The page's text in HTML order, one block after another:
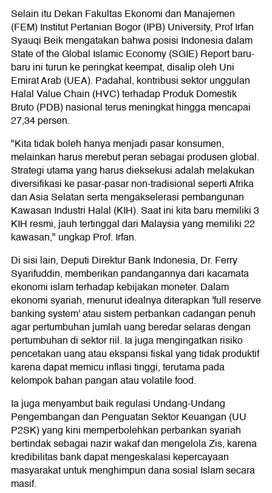
Selain itu Dekan Fakultas Ekonomi dan Manajemen
(FEM) Institut Pertanian Bogor (IPB) University, Prof Irfan
Syauqi Beik mengatakan bahwa posisi Indonesia dalam
State of the Global Islamic Economy (SGIE) Report baru-
baru ini turun ke peringkat keempat, disalip oleh Uni
Emirat Arab (UEA). Padahal, kontribusi sektor unggulan
Halal Value Chain (HVC) terhadap Produk Domestik
Bruto (PDB) nasional terus meningkat hingga mencapai
27,34 persen.
"Kita tidak boleh hanya menjadi pasar konsumen,
melainkan harus merebut peran sebagai produsen global.
Strategi utama yang harus dieksekusi adalah melakukan
diversifikasi ke pasar-pasar non-tradisional seperti Afrika
dan Asia Selatan serta mengakselerasi pembangunan
Kawasan Industri Halal (KIH). Saat ini kita baru memiliki 3
KIH resmi, jauh tertinggal dari Malaysia yang memiliki 22
kawasan," ungkap Prof. Irfan.
Di sisi lain, Deputi Direktur Bank Indonesia, Dr. Ferry
Syarifuddin, memberikan pandangannya dari kacamata
ekonomi islam terhadap kebijakan moneter. Dalam
ekonomi syariah, menurut idealnya diterapkan 'full reserve
banking system' atau sistem perbankan cadangan penuh
agar pertumbuhan jumlah uang beredar selaras dengan
pertumbuhan di sektor riil. Ia juga mengingatkan risiko
pencetakan uang atau ekspansi fiskal yang tidak produktif
karena dapat memicu inflasi tinggi, terutama pada
kelompok bahan pangan atau volatile food.
Ia juga menyambut baik regulasi Undang-Undang
Pengembangan dan Penguatan Sektor Keuangan (UU
P2SK) yang kini memperbolehkan perbankan syariah
bertindak sebagai nazir wakaf dan mengelola Zis, karena
kredibilitas bank dapat mengeskalasi kepercayaan
masyarakat untuk menghimpun dana sosial Islam secara
masif.